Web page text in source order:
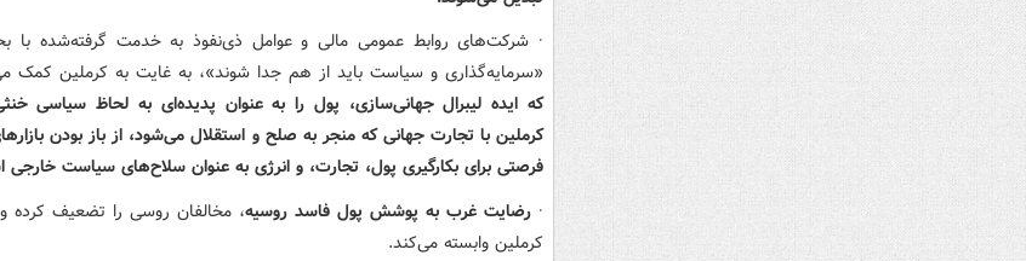
· شرکت‌های روابط عمومی مالی و عوامل ذی‌نفوذ به خدمت گرفته‌شده با
«سرمایه‌گذاری و سیاست باید از هم جدا شوند»، به غایت به کرملین کمک
که ایده لیبرال جهانی‌سازی، پول را به عنوان پدیده‌ای به لحاظ سیاسی
کرملین با تجارت جهانی که منجر به صلح و استقلال می‌شود، از باز بودن
فرصتی برای بکارگیری پول، تجارت، و انرژی به عنوان سلاح‌های سیاست خارجی
· رضایت غرب به پوشش پول فاسد روسیه، مخالفان روسی را تضعیف کرده
کرملین وابسته می‌کند.